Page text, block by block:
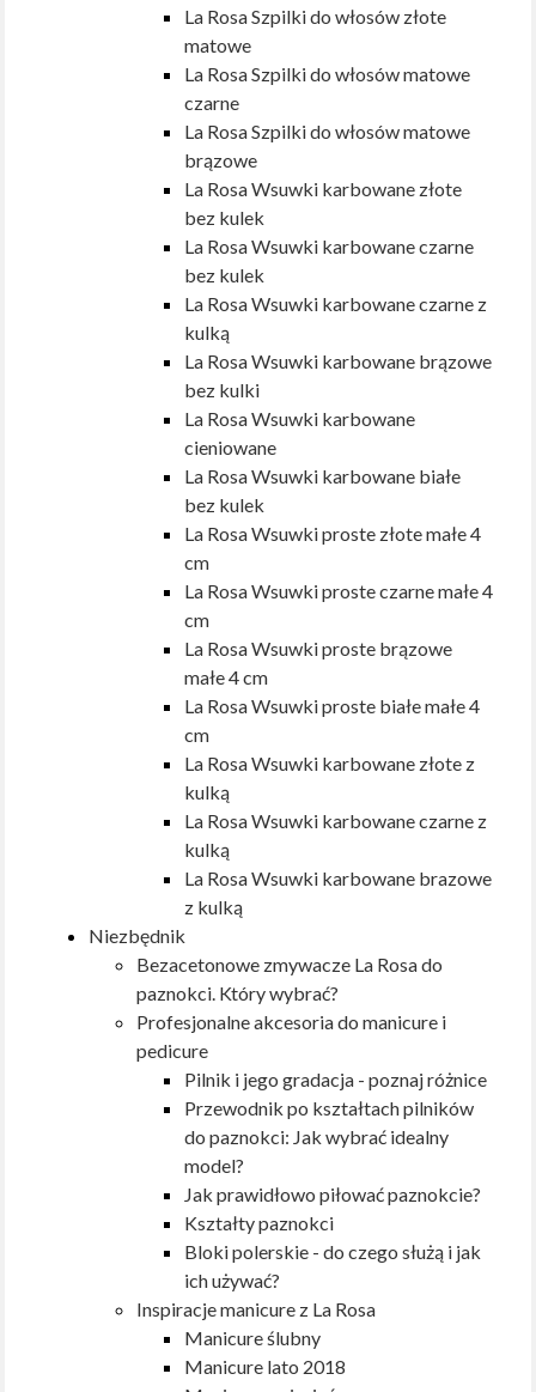
La Rosa Szpilki do włosów złote
matowe
La Rosa Szpilki do włosów matowe
czarne
La Rosa Szpilki do włosów matowe
brązowe
La Rosa Wsuwki karbowane złote
bez kulek
La Rosa Wsuwki karbowane czarne
bez kulek
La Rosa Wsuwki karbowane czarne z
kulką
La Rosa Wsuwki karbowane brązowe
bez kulki
La Rosa Wsuwki karbowane
cieniowane
La Rosa Wsuwki karbowane białe
bez kulek
La Rosa Wsuwki proste złote małe 4
cm
La Rosa Wsuwki proste czarne małe 4
cm
La Rosa Wsuwki proste brązowe
małe 4 cm
La Rosa Wsuwki proste białe małe 4
cm
La Rosa Wsuwki karbowane złote z
kulką
La Rosa Wsuwki karbowane czarne z
kulką
La Rosa Wsuwki karbowane brazowe
z kulką
Niezbędnik
Bezacetonowe zmywacze La Rosa do
paznokci. Który wybrać?
Profesjonalne akcesoria do manicure i
pedicure
Pilnik i jego gradacja - poznaj różnice
Przewodnik po kształtach pilników
do paznokci: Jak wybrać idealny
model?
Jak prawidłowo piłować paznokcie?
Kształty paznokci
Bloki polerskie - do czego służą i jak
ich używać?
Inspiracje manicure z La Rosa
Manicure ślubny
Manicure lato 2018